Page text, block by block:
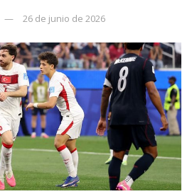
26 de junio de 2026